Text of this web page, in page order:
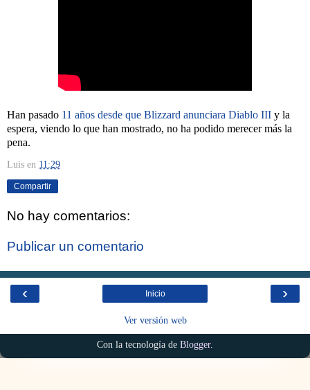
Han pasado 11 años desde que Blizzard anunciara Diablo III y la
espera, viendo lo que han mostrado, no ha podido merecer más la
pena.
Luis en 11:29
Compartir
No hay comentarios:
Publicar un comentario
‹ ›
Inicio
Ver versión web
Con la tecnología de Blogger.